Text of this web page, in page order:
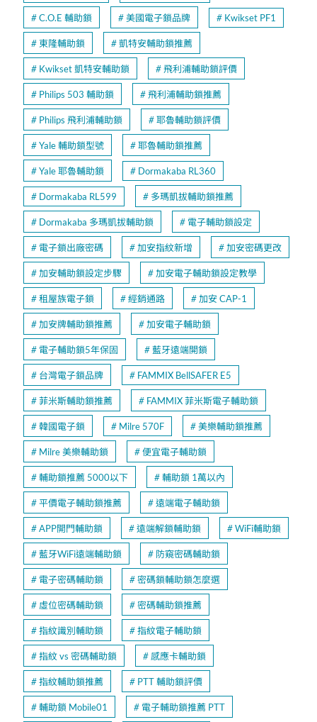
C.O.E 輔助鎖 美國電子鎖品牌 Kwikset PF1
東隆輔助鎖 凱特安輔助鎖推薦
Kwikset 凱特安輔助鎖 飛利浦輔助鎖評價
Philips 503 輔助鎖 飛利浦輔助鎖推薦
Philips 飛利浦輔助鎖 耶魯輔助鎖評價
Yale 輔助鎖型號 耶魯輔助鎖推薦
Yale 耶魯輔助鎖 Dormakaba RL360
Dormakaba RL599 多瑪凱拔輔助鎖推薦
Dormakaba 多瑪凱拔輔助鎖 電子輔助鎖設定
電子鎖出廠密碼 加安指紋新增 加安密碼更改
加安輔助鎖設定步驟 加安電子輔助鎖設定教學
租屋族電子鎖 經銷通路 加安 CAP-1
加安牌輔助鎖推薦 加安電子輔助鎖
電子輔助鎖5年保固 藍牙遠端開鎖
台灣電子鎖品牌 FAMMIX BellSAFER E5
菲米斯輔助鎖推薦 FAMMIX 菲米斯電子輔助鎖
韓國電子鎖 Milre 570F 美樂輔助鎖推薦
Milre 美樂輔助鎖 便宜電子輔助鎖
輔助鎖推薦 5000以下 輔助鎖 1萬以內
平價電子輔助鎖推薦 遠端電子輔助鎖
APP開門輔助鎖 遠端解鎖輔助鎖 WiFi輔助鎖
藍牙WiFi遠端輔助鎖 防窺密碼輔助鎖
電子密碼輔助鎖 密碼鎖輔助鎖怎麼選
虛位密碼輔助鎖 密碼輔助鎖推薦
指紋識別輔助鎖 指紋電子輔助鎖
指紋 vs 密碼輔助鎖 感應卡輔助鎖
指紋輔助鎖推薦 PTT 輔助鎖評價
輔助鎖 Mobile01 電子輔助鎖推薦 PTT